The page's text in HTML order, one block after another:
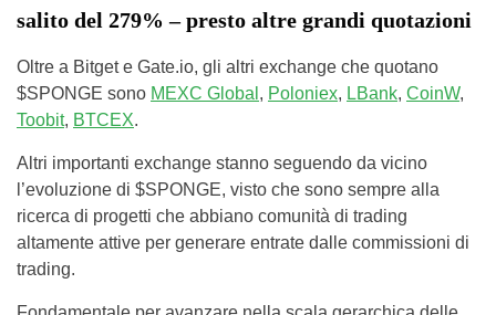
salito del 279% – presto altre grandi quotazioni
Oltre a Bitget e Gate.io, gli altri exchange che quotano
$SPONGE sono MEXC Global , Poloniex, LBank, CoinW,
Toobit, BTCEX.
Altri importanti exchange stanno seguendo da vicino
l’evoluzione di $SPONGE, visto che sono sempre alla
ricerca di progetti che abbiano comunità di trading
altamente attive per generare entrate dalle commissioni di
trading.